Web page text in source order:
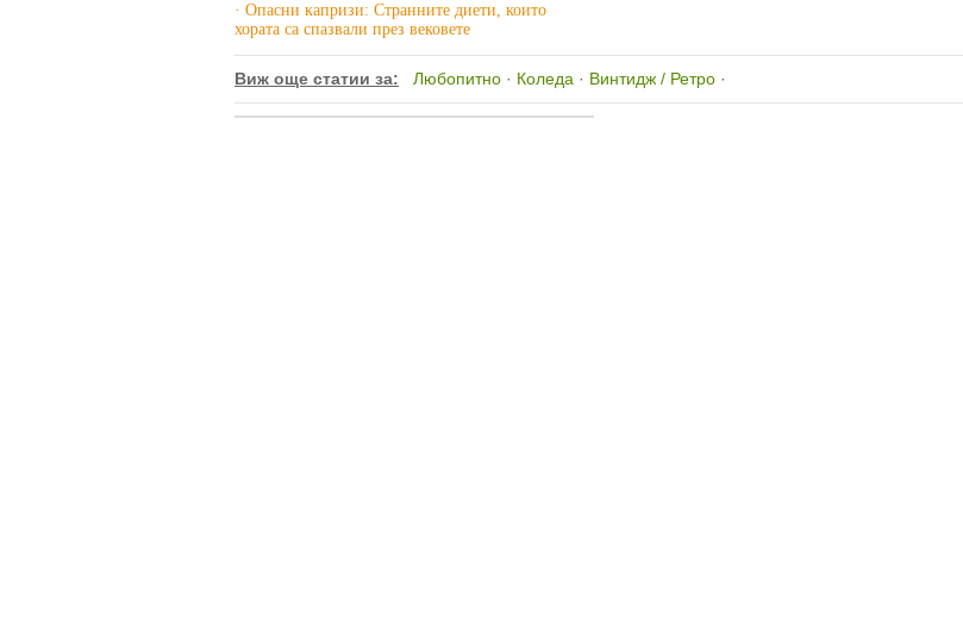
· Опасни капризи: Странните диети, които
хората са спазвали през вековете
Виж още статии за: Любопитно · Коледа · Винтидж / Ретро ·